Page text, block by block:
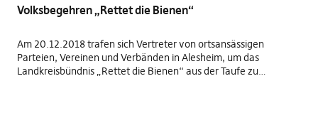
Volksbegehren „Rettet die Bienen“
Am 20.12.2018 trafen sich Vertreter von ortsansässigen
Parteien, Vereinen und Verbänden in Alesheim, um das
Landkreisbündnis „Rettet die Bienen“ aus der Taufe zu…